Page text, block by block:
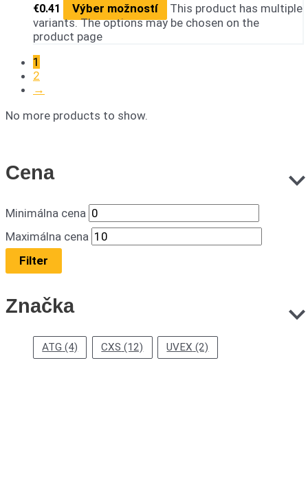
Cena
Minimálna cena
Maximálna cena
Filter
Značka
ATG (4) CXS (12) UVEX (2)
€0.41 Výber možností
This product has multiple
variants. The options may be chosen on the
product page
1
2
→
No more products to show.